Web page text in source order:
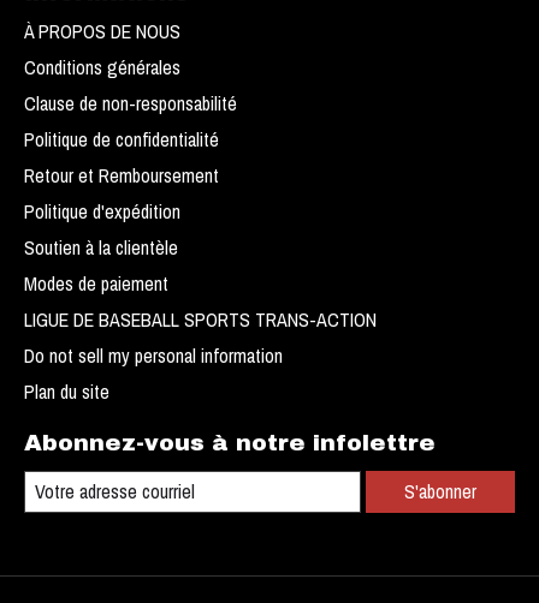
À PROPOS DE NOUS
Conditions générales
Clause de non-responsabilité
Politique de confidentialité
Retour et Remboursement
Politique d'expédition
Soutien à la clientèle
Modes de paiement
LIGUE DE BASEBALL SPORTS TRANS-ACTION
Do not sell my personal information
Plan du site
Abonnez-vous à notre infolettre
S'abonner